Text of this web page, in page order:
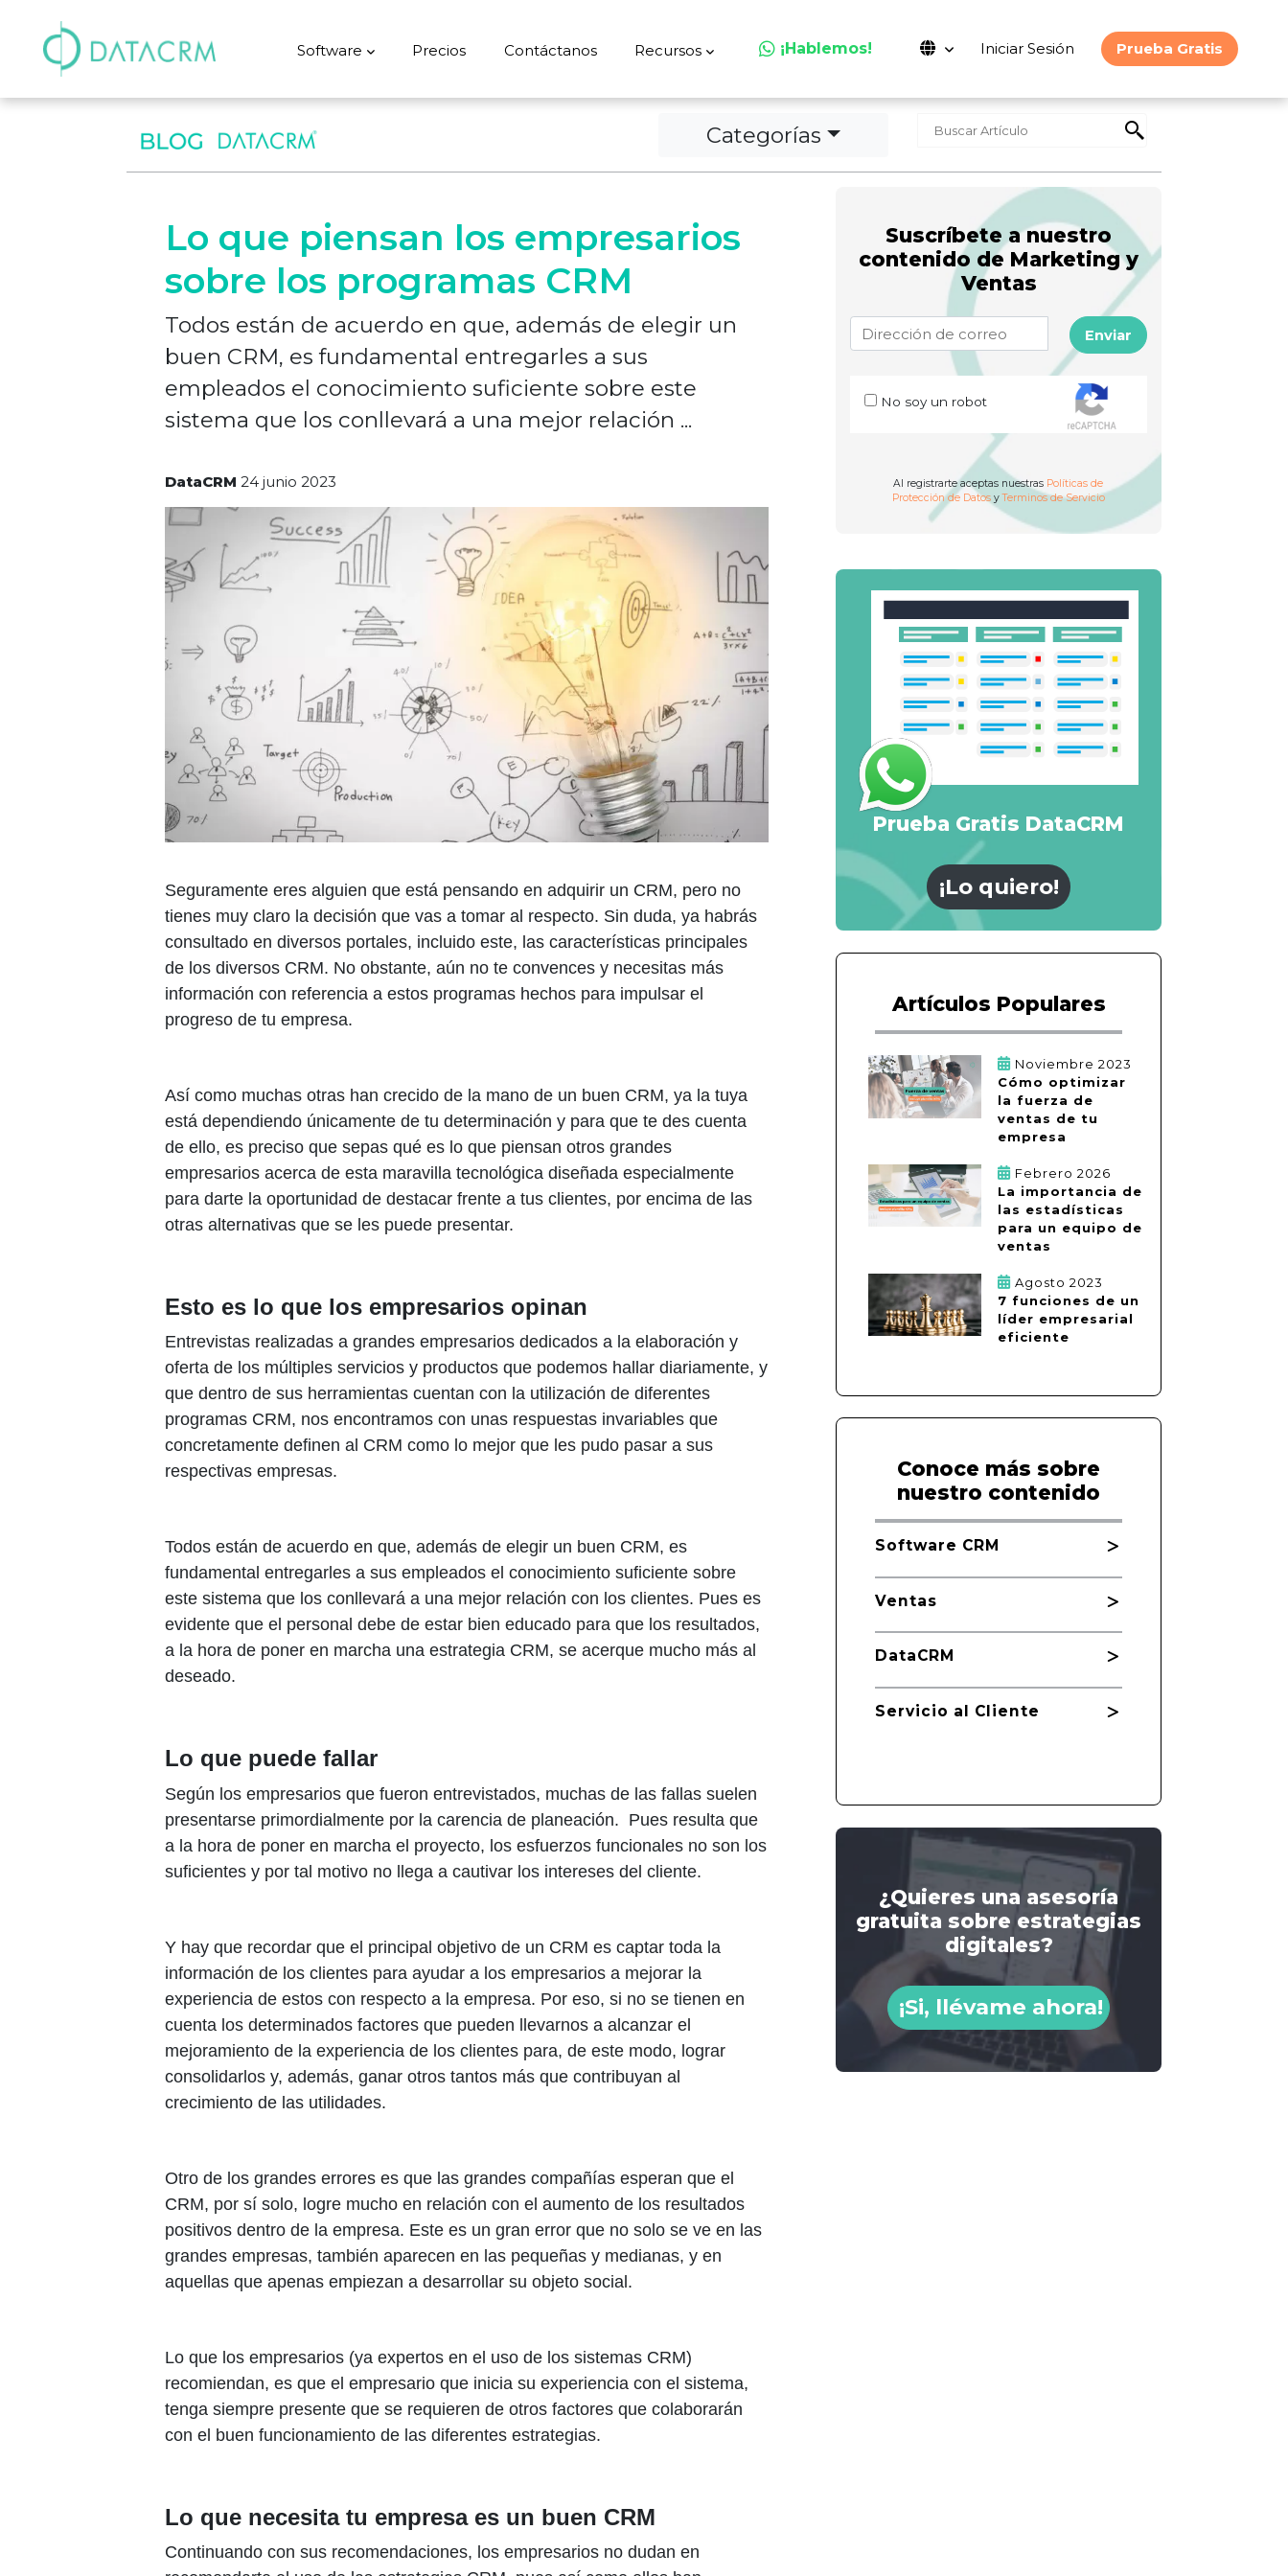
Software Precios Contáctanos Recursos ¡Hablemos! Iniciar Sesión Prueba Gratis
Categorías
Lo que piensan los empresarios
sobre los programas CRM
Todos están de acuerdo en que, además de elegir un
buen CRM, es fundamental entregarles a sus
empleados el conocimiento suficiente sobre este
sistema que los conllevará a una mejor relación ...
DataCRM 24 junio 2023
Seguramente eres alguien que está pensando en adquirir un CRM, pero no
tienes muy claro la decisión que vas a tomar al respecto. Sin duda, ya habrás
consultado en diversos portales, incluido este, las características principales
de los diversos CRM. No obstante, aún no te convences y necesitas más
información con referencia a estos programas hechos para impulsar el
progreso de tu empresa.
Así como muchas otras han crecido de la mano de un buen CRM, ya la tuya
está dependiendo únicamente de tu determinación y para que te des cuenta
de ello, es preciso que sepas qué es lo que piensan otros grandes
empresarios acerca de esta maravilla tecnológica diseñada especialmente
para darte la oportunidad de destacar frente a tus clientes, por encima de las
otras alternativas que se les puede presentar.
Esto es lo que los empresarios opinan
Entrevistas realizadas a grandes empresarios dedicados a la elaboración y
oferta de los múltiples servicios y productos que podemos hallar diariamente, y
que dentro de sus herramientas cuentan con la utilización de diferentes
programas CRM, nos encontramos con unas respuestas invariables que
concretamente definen al CRM como lo mejor que les pudo pasar a sus
respectivas empresas.
Todos están de acuerdo en que, además de elegir un buen CRM, es
fundamental entregarles a sus empleados el conocimiento suficiente sobre
este sistema que los conllevará a una mejor relación con los clientes. Pues es
evidente que el personal debe de estar bien educado para que los resultados,
a la hora de poner en marcha una estrategia CRM, se acerque mucho más al
deseado.
Lo que puede fallar
Según los empresarios que fueron entrevistados, muchas de las fallas suelen
presentarse primordialmente por la carencia de planeación. Pues resulta que
a la hora de poner en marcha el proyecto, los esfuerzos funcionales no son los
suficientes y por tal motivo no llega a cautivar los intereses del cliente.
Y hay que recordar que el principal objetivo de un CRM es captar toda la
información de los clientes para ayudar a los empresarios a mejorar la
experiencia de estos con respecto a la empresa. Por eso, si no se tienen en
cuenta los determinados factores que pueden llevarnos a alcanzar el
mejoramiento de la experiencia de los clientes para, de este modo, lograr
consolidarlos y, además, ganar otros tantos más que contribuyan al
crecimiento de las utilidades.
Otro de los grandes errores es que las grandes compañías esperan que el
CRM, por sí solo, logre mucho en relación con el aumento de los resultados
positivos dentro de la empresa. Este es un gran error que no solo se ve en las
grandes empresas, también aparecen en las pequeñas y medianas, y en
aquellas que apenas empiezan a desarrollar su objeto social.
Lo que los empresarios (ya expertos en el uso de los sistemas CRM)
recomiendan, es que el empresario que inicia su experiencia con el sistema,
tenga siempre presente que se requieren de otros factores que colaborarán
con el buen funcionamiento de las diferentes estrategias.
Lo que necesita tu empresa es un buen CRM
Continuando con sus recomendaciones, los empresarios no dudan en
Suscríbete a nuestro
contenido de Marketing y
Ventas
Enviar
No soy un robot
Al registrarte aceptas nuestras Políticas de
Protección de Datos yTerminos de Servicio
Prueba Gratis DataCRM
¡Lo quiero!
Artículos Populares
Noviembre 2023
Cómo optimizar
la fuerza de
ventas de tu
empresa
Febrero 2026
La importancia de
las estadísticas
para un equipo de
ventas
Agosto 2023
7 funciones de un
líder empresarial
eficiente
Conoce más sobre
nuestro contenido
Software CRM
Ventas
DataCRM
Servicio al Cliente
¿Quieres una asesoría
gratuita sobre estrategias
digitales?
¡Si, llévame ahora!